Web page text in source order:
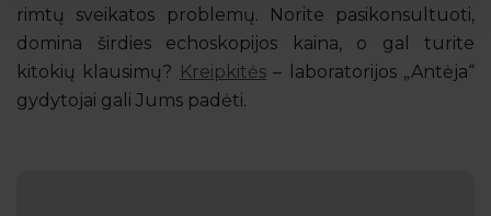
rimtų sveikatos problemų. Norite pasikonsultuoti,
domina širdies echoskopijos kaina, o gal turite
kitokių klausimų? Kreipkitės– laboratorijos „Antėja“
gydytojai gali Jums padėti.